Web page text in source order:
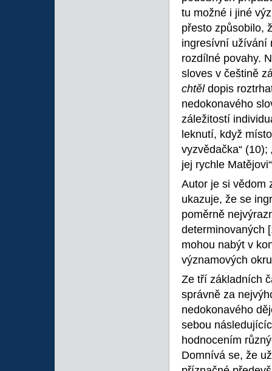
tu možné i jiné
přesto způsobilo,
ingresívní užívání
rozdílné povahy.
sloves v češtině
chtěl dopis
nedokonavého
záležitostí
leknutí, když
vyzvědačka“
jej rychle
Autor je si vědom
ukazuje, že se
poměrně
determinovaných
mohou nabýt v
významových
Ze tří základních
správně za
nedokonavého
sebou
hodnocením
Domnívá se, že